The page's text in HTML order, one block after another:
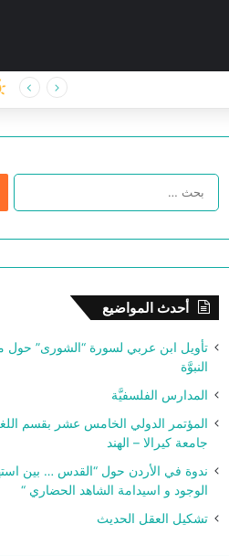
ا
ح
أحدث المواضيع
تأويل ابن عربي لسورة “الشورى” حول
النبوَّة
المدارس الفلسفيَّة
المؤتمر الدولي الخامس عشر بقسم
جامعة كيرالا – الهند
ندوة في الأردن حول “القدس … بين
الوجود و اسيدامة الشاهد الحضاري “
تشكيل العقل الحديث